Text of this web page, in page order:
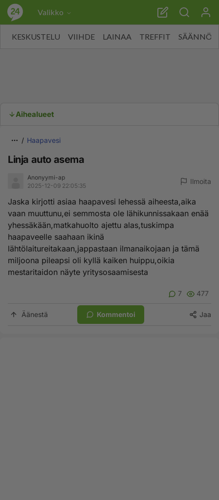
Valikko
KESKUSTELU VIIHDE LAINAA TREFFIT SÄÄNNÖT
Aihealueet
Haapavesi
Linja auto asema
Anonyymi-ap
2025-12-09 22:05:35
Ilmoita
Jaska kirjotti asiaa haapavesi lehessä aiheesta,aika
vaan muuttunu,ei semmosta ole lähikunnissakaan enää
yhessäkään,matkahuolto ajettu alas,tuskimpa
haapaveelle saahaan ikinä
lähtölaitureitakaan,jappastaan ilmanaikojaan ja tämä
miljoona pileapsi oli kyllä kaiken huippu,oikia
mestaritaidon näyte yritysosaamisesta
7 477
Äänestä Kommentoi Jaa